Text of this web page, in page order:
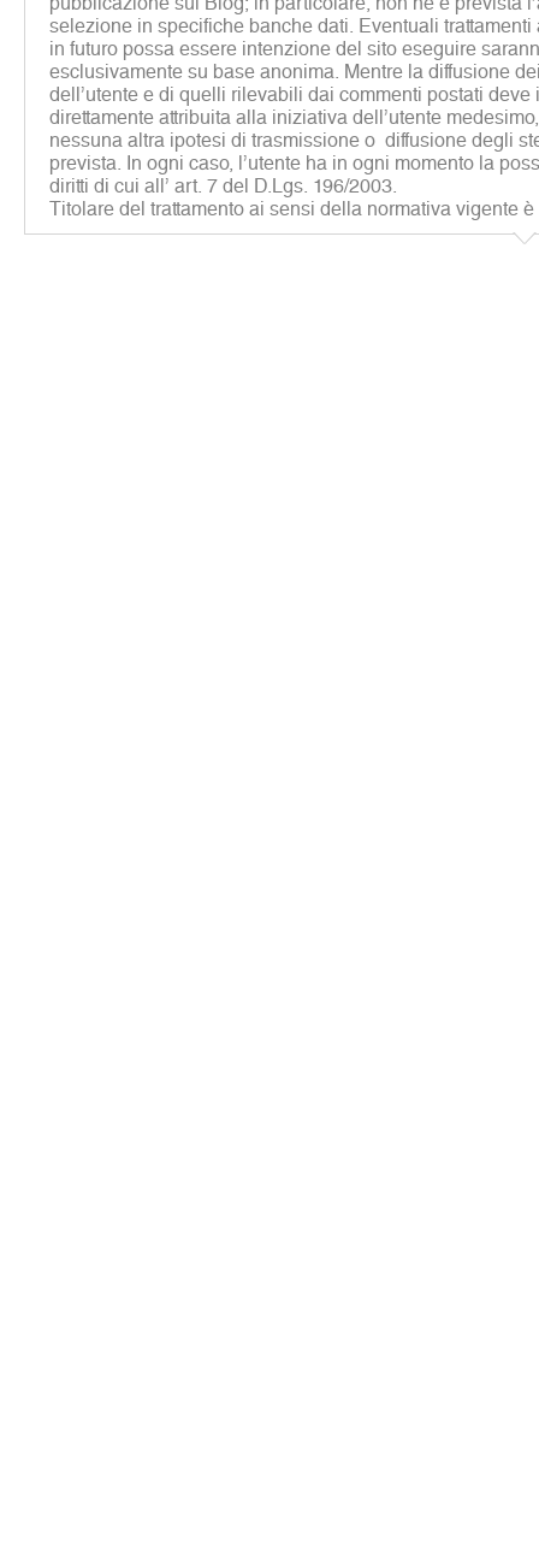
selezione in specifiche banche dati. Eventuali trattamenti
in futuro possa essere intenzione del sito eseguire
esclusivamente su base anonima. Mentre la diffusione
dell’utente e di quelli rilevabili dai commenti postati deve
direttamente attribuita alla iniziativa dell’utente
nessuna altra ipotesi di trasmissione o diffusione degli
prevista. In ogni caso, l’utente ha in ogni momento la
diritti di cui all’ art. 7 del D.Lgs. 196/2003.
Titolare del trattamento ai sensi della normativa vigente